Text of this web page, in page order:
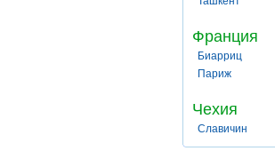
Франция
Биарриц
Париж
Чехия
Славичин